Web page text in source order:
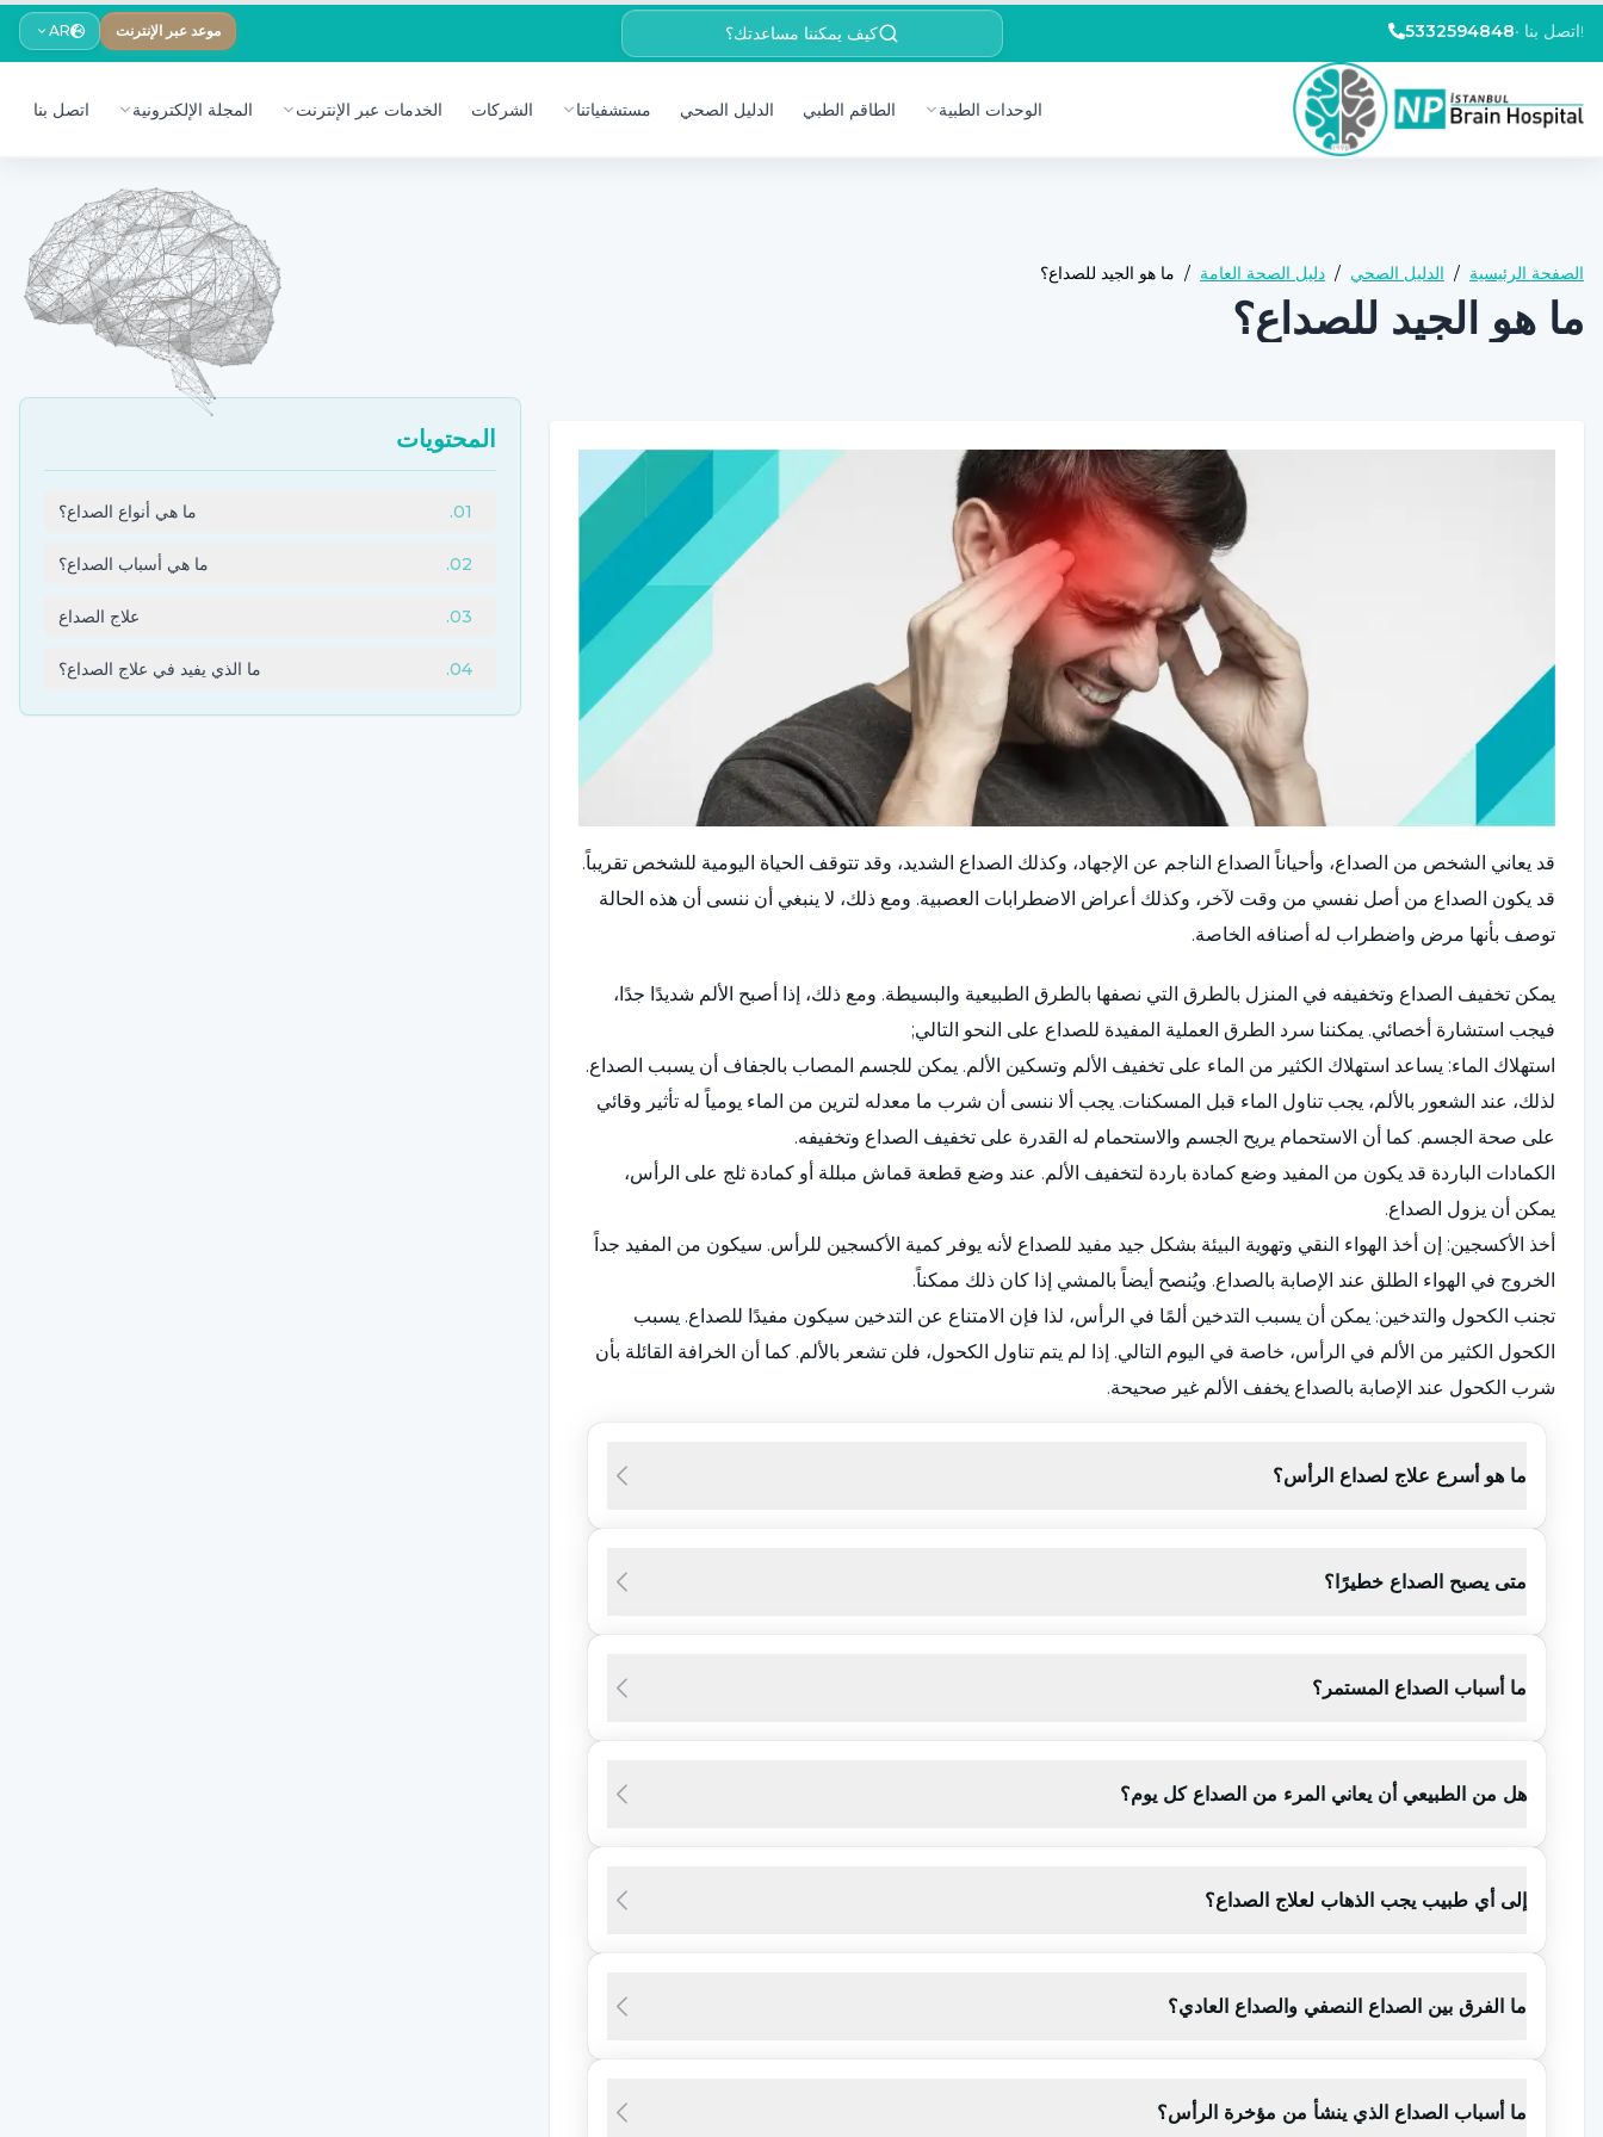
5332594848• اتصل بنا! كيف يمكننا مساعدتك؟ موعد عبر الإنترنت AR
الوحدات الطبية الطاقم الطبي الدليل الصحي مستشفياتنا الشركات الخدمات عبر الإنترنت المجلة الإلكترونية اتصل بنا
الصفحة الرئيسية / الدليل الصحي / دليل الصحة العامة / ما هو الجيد للصداع؟
ما هو الجيد للصداع؟
قد يعاني الشخص من الصداع، وأحياناً الصداع الناجم عن الإجهاد، وكذلك الصداع الشديد، وقد تتوقف الحياة اليومية للشخص تقريباً.
قد يكون الصداع من أصل نفسي من وقت لآخر، وكذلك أعراض الاضطرابات العصبية. ومع ذلك، لا ينبغي أن ننسى أن هذه الحالة
توصف بأنها مرض واضطراب له أصنافه الخاصة.
يمكن تخفيف الصداع وتخفيفه في المنزل بالطرق التي نصفها بالطرق الطبيعية والبسيطة. ومع ذلك، إذا أصبح الألم شديدًا جدًا،
فيجب استشارة أخصائي. يمكننا سرد الطرق العملية المفيدة للصداع على النحو التالي;
استهلاك الماء: يساعد استهلاك الكثير من الماء على تخفيف الألم وتسكين الألم. يمكن للجسم المصاب بالجفاف أن يسبب الصداع.
لذلك، عند الشعور بالألم، يجب تناول الماء قبل المسكنات. يجب ألا ننسى أن شرب ما معدله لترين من الماء يومياً له تأثير وقائي
على صحة الجسم. كما أن الاستحمام يريح الجسم والاستحمام له القدرة على تخفيف الصداع وتخفيفه.
الكمادات الباردة قد يكون من المفيد وضع كمادة باردة لتخفيف الألم. عند وضع قطعة قماش مبللة أو كمادة ثلج على الرأس،
يمكن أن يزول الصداع.
أخذ الأكسجين: إن أخذ الهواء النقي وتهوية البيئة بشكل جيد مفيد للصداع لأنه يوفر كمية الأكسجين للرأس. سيكون من المفيد جداً
الخروج في الهواء الطلق عند الإصابة بالصداع. ويُنصح أيضاً بالمشي إذا كان ذلك ممكناً.
تجنب الكحول والتدخين: يمكن أن يسبب التدخين ألمًا في الرأس، لذا فإن الامتناع عن التدخين سيكون مفيدًا للصداع. يسبب
الكحول الكثير من الألم في الرأس، خاصة في اليوم التالي. إذا لم يتم تناول الكحول، فلن تشعر بالألم. كما أن الخرافة القائلة بأن
شرب الكحول عند الإصابة بالصداع يخفف الألم غير صحيحة.
استهلاك الكافيين: سيخفف كوب من القهوة التركية من الألم. ومع ذلك، كما هو الحال مع أي شيء آخر، لا ينبغي المبالغة في تناول
الكافيين. الروائح القوية يمكن أن تحفز الألم. يوصى بتجنب منتجات العطور. وبصرف النظر عن ذلك، فإن رائحة النعناع والليمون
تخفف الألم وتفتح الرأس. كما يمكن إضافته إلى الماء الذي تشربه.
أيضاً؛ من المعروف أن الوخز بالإبر الصينية يخفف الألم. يقلل الضغط والتدليك على بعض النقاط الخاصة في الجسم من الألم في
غرفة مظلمة وهادئة. لأنه أثناء الصداع النصفي، يصبح الفرد حساسًا للغاية والبيئة المظلمة والهادئة لها تأثير مخفف للصداع
النصفي.
ما هي أنواع الصداع؟
إذا لم يكن الصداع ناتجًا عن مشكلة صحية كامنة ويحدث مباشرة مع صورة الألم، فهذا يسمى
. الأنواع الشائعة هي؛
الصداع النصفي ونوع التوتر وأنواع الصداع العنقودي. هناك العديد من أنواع الصداع;
في وقت لاحق. في المرضى الذين يتناولون مسكنات الألم لفترة طويلة، قد يلاحظ وجود أمراض في المعدة والكلى مرتبطة
بالمسكنات. لذلك، يوصى بعلاج هذا النوع من الألم بأساليب علاجية محددة بدلاً من المسكنات. قد تشمل هذه الأساليب العلاجية
الصداع العنقودي:
يظهر عادةً على شكل ألم شديد خلف العينين. يأتي الألم عادةً على شكل نوبات تستمر لأيام، أي أنه يميل إلى
التجمع في أوقات معينة. وقد يصاحبه احمرار ودموع في العين.
الصداع النصفي:
الصداع النصفي هو أيضاً مرض شائع جداً في المجتمع. وعادة ما يسبب آلاماً أحادية الجانب ونابضة. قد يظهر
الغثيان والقيء معاً. يمكن أن يكون ألم الصداع النصفي شديداً جداً ويسبب انخفاضاً خطيراً في الأداء المدرسي والعملي. يمكن
ما هو أسرع علاج لصداع الرأس؟
متى يصبح الصداع خطيرًا؟
ما أسباب الصداع المستمر؟
هل من الطبيعي أن يعاني المرء من الصداع كل يوم؟
إلى أي طبيب يجب الذهاب لعلاج الصداع؟
ما الفرق بين الصداع النصفي والصداع العادي؟
ما أسباب الصداع الذي ينشأ من مؤخرة الرأس؟
المحتويات
01
. ما هي أنواع الصداع؟
02
. ما هي أسباب الصداع؟
03
. علاج الصداع
04
. ما الذي يفيد في علاج الصداع؟